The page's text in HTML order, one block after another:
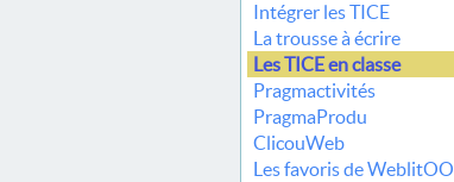
Intégrer les TICE
La trousse à écrire
Les TICE en classe
Pragmactivités
PragmaProdu
ClicouWeb
Les favoris de WeblitOO